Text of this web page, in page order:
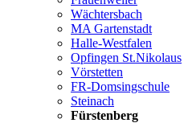
Wächtersbach
MA Gartenstadt
Halle-Westfalen
Opfingen St.Nikolaus
Vörstetten
FR-Domsingschule
Steinach
Fürstenberg